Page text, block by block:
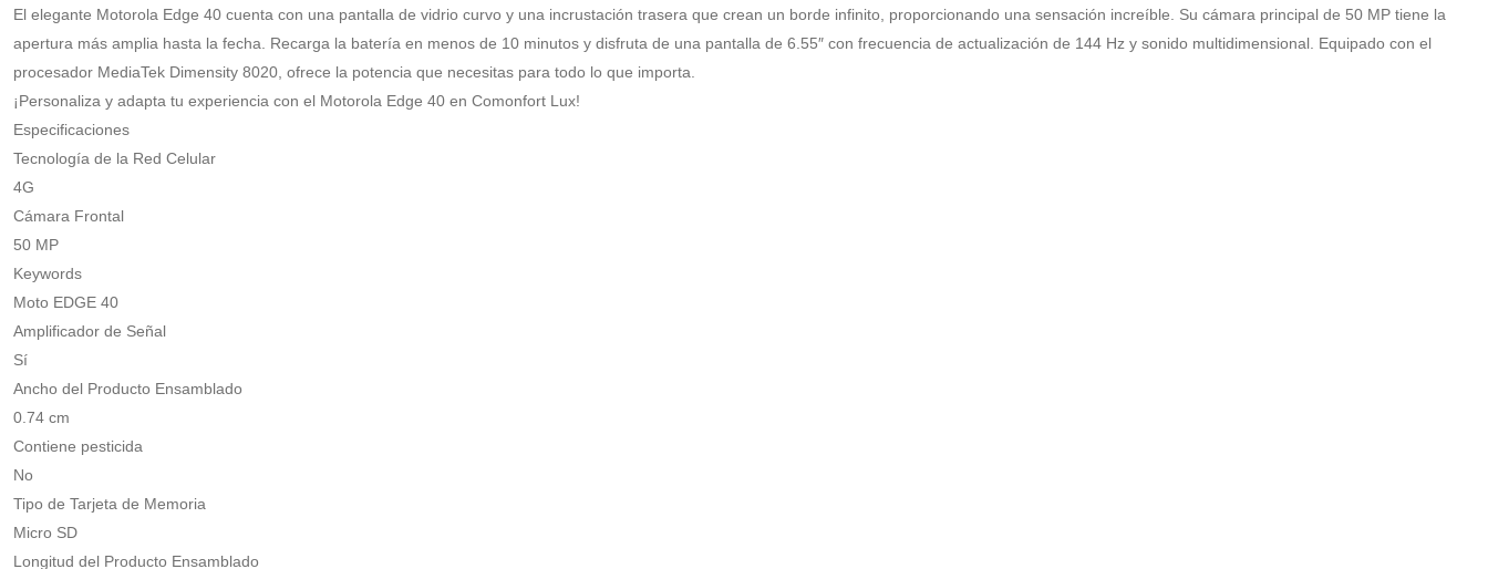
El elegante Motorola Edge 40 cuenta con una pantalla de vidrio curvo y una incrustación trasera que crean un borde infinito, proporcionando una sensación increíble. Su cámara principal de 50 MP tiene la
apertura más amplia hasta la fecha. Recarga la batería en menos de 10 minutos y disfruta de una pantalla de 6.55″ con frecuencia de actualización de 144 Hz y sonido multidimensional. Equipado con el
procesador MediaTek Dimensity 8020, ofrece la potencia que necesitas para todo lo que importa.
¡Personaliza y adapta tu experiencia con el Motorola Edge 40 en Comonfort Lux!
Especificaciones
Tecnología de la Red Celular
4G
Cámara Frontal
50 MP
Keywords
Moto EDGE 40
Amplificador de Señal
Sí
Ancho del Producto Ensamblado
0.74 cm
Contiene pesticida
No
Tipo de Tarjeta de Memoria
Micro SD
Longitud del Producto Ensamblado